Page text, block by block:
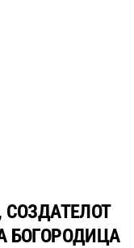
СОЗДАТЕЛОТ
БОГОРОДИЦА